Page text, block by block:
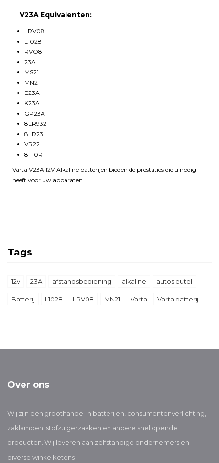
V23A Equivalenten:
LRV08
L1028
RVO8
23A
MS21
MN21
E23A
K23A
GP23A
8LR932
8LR23
VR22
8F10R
Varta V23A 12V Alkaline batterijen bieden de prestaties die u nodig
heeft voor uw apparaten.
Tags
12v 23A afstandsbediening alkaline autosleutel
Batterij L1028 LRV08 MN21 Varta Varta batterij
Over ons
Wij zijn een groothandel in batterijen, consumentenverlichting,
zaklampen, stofzuigerzakken en andere snellopende
producten. Wij leveren aan zelfstandige ondernemers en
diverse winkelketens